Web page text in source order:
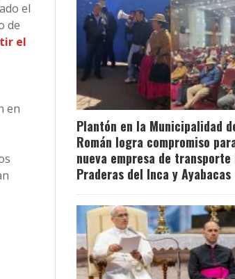
el
de
el
en
Plantón en la Municipalidad
Román logra compromiso
nueva empresa de transporte
Praderas del Inca y Ayabacas